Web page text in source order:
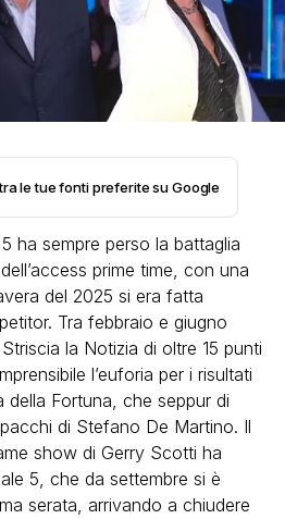
le tue fonti preferite su Google
ha sempre perso la battaglia
prime time, con una
del 2025 si era fatta
Tra febbraio e giugno
la Notizia di oltre 15 punti
l’euforia per i risultati
della Fortuna, che seppur di
di Stefano De Martino. Il
show di Gerry Scotti ha
5, che da settembre si è
serata, arrivando a chiudere